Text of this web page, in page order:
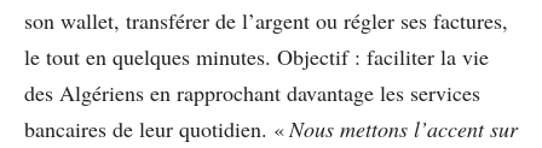
son wallet, transférer de l’argent ou régler ses factures,
le tout en quelques minutes. Objectif : faciliter la vie
des Algériens en rapprochant davantage les services
bancaires de leur quotidien. « Nous mettons l’accent sur